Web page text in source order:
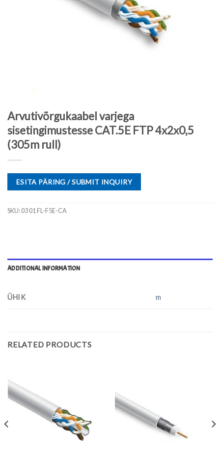
Arvutivõrgukaabel varjega
sisetingimustesse CAT.5E FTP 4x2x0,5
(305m rull)
ESITA PÄRING / SUBMIT INQUIRY
SKU:03 01 FL-F5E-CA
ADDITIONAL INFORMATION
ÜHIK m
RELATED PRODUCTS